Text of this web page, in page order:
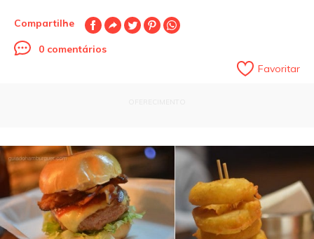
Compartilhe
0 comentários
Favoritar